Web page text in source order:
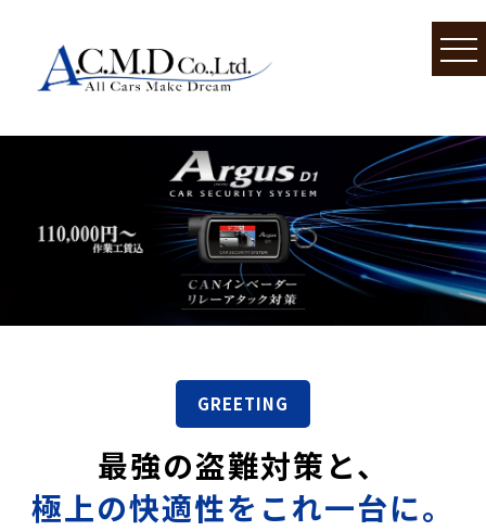
GREETING
最強の盗難対策と、
極上の快適性をこれ一台に。